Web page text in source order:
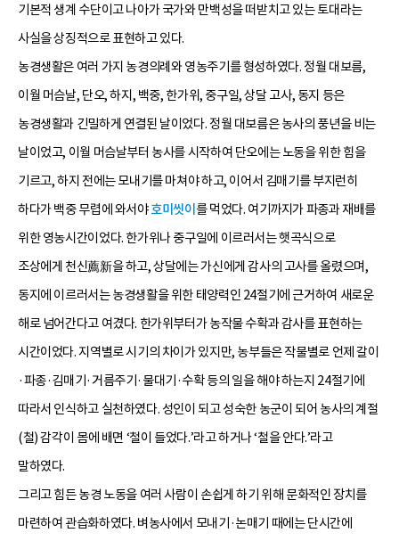
기본적 생계 수단이고 나아가 국가와 만백성을 떠받치고 있는 토대라는
사실을 상징적으로 표현하고 있다.
농경생활은 여러 가지 농경의례와 영농주기를 형성하였다. 정월 대보름,
이월 머슴날, 단오, 하지, 백중, 한가위, 중구일, 상달 고사, 동지 등은
농경생활과 긴밀하게 연결된 날이었다. 정월 대보름은 농사의 풍년을 비는
날이었고, 이월 머슴날부터 농사를 시작하여 단오에는 노동을 위한 힘을
기르고, 하지 전에는 모내기를 마쳐야 하고, 이어서 김매기를 부지런히
하다가 백중 무렵에 와서야호미씻이 를 먹었다. 여기까지가 파종과 재배를
위한 영농시간이었다. 한가위나 중구일에 이르러서는 햇곡식으로
조상에게 천신薦新을 하고, 상달에는 가신에게 감사의 고사를 올렸으며,
동지에 이르러서는 농경생활을 위한 태양력인 24절기에 근거하여 새로운
해로 넘어간다고 여겼다. 한가위부터가 농작물 수확과 감사를 표현하는
시간이었다. 지역별로 시기의 차이가 있지만, 농부들은 작물별로 언제 갈이
·파종·김매기·거름주기·물대기·수확 등의 일을 해야 하는지 24절기에
따라서 인식하고 실천하였다. 성인이 되고 성숙한 농군이 되어 농사의 계절
(철) 감각이 몸에 배면 ‘철이 들었다.’라고 하거나 ‘철을 안다.’라고
말하였다.
그리고 힘든 농경 노동을 여러 사람이 손쉽게 하기 위해 문화적인 장치를
마련하여 관습화하였다. 벼농사에서 모내기·논매기 때에는 단시간에